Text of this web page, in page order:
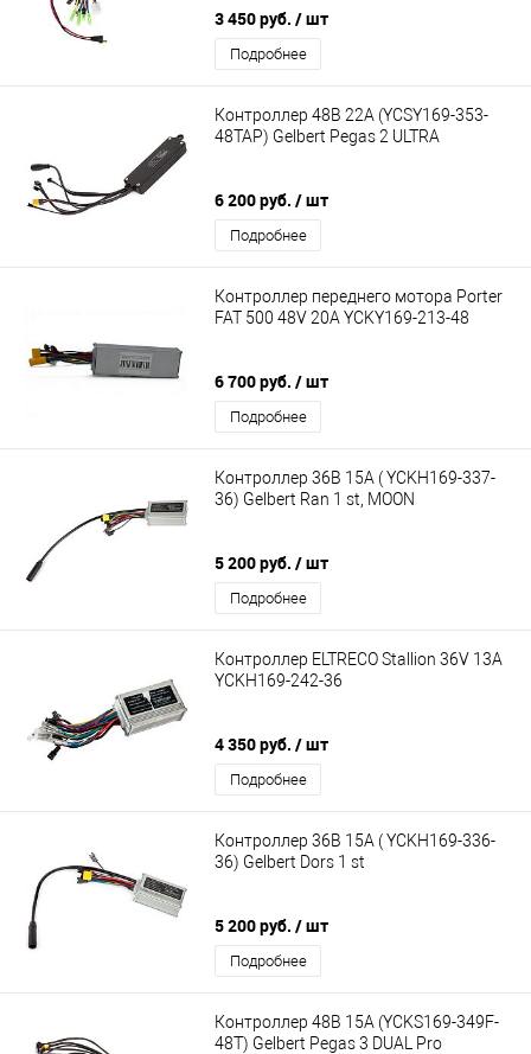
3 450 руб. / шт
Подробнее
Контроллер 48В 22А (YCSY169-353-
48TAP) Gelbert Pegas 2 ULTRA
6 200 руб. / шт
Подробнее
Контроллер переднего мотора Porter
FAT 500 48V 20A YCKY169-213-48
6 700 руб. / шт
Подробнее
Контроллер 36В 15А ( YCKH169-337-
36) Gelbert Ran 1 st, MOON
5 200 руб. / шт
Подробнее
Контроллер ELTRECO Stallion 36V 13A
YCKH169-242-36
4 350 руб. / шт
Подробнее
Контроллер 36В 15А ( YCKH169-336-
36) Gelbert Dors 1 st
5 200 руб. / шт
Подробнее
Контроллер 48В 15А (YCKS169-349F-
48T) Gelbert Pegas 3 DUAL Pro